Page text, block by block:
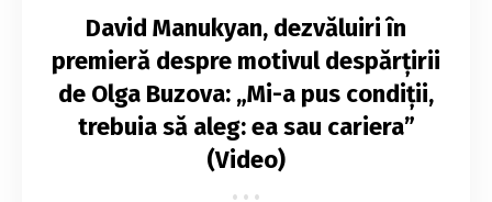
David Manukyan, dezvăluiri în
premieră despre motivul despărțirii
de Olga Buzova: „Mi-a pus condiții,
trebuia să aleg: ea sau cariera”
(Video)